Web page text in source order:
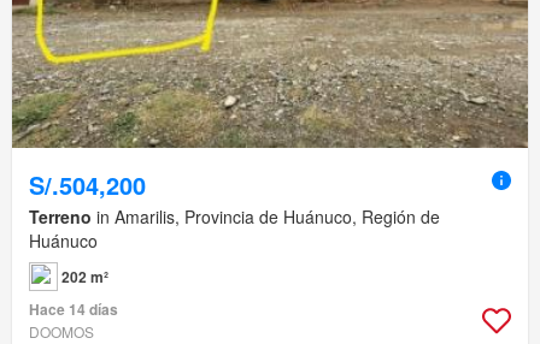
S/.504,200
Terreno in Amarilis, Provincia de Huánuco, Región de
Huánuco
202 m²
Hace 14 días
DOOMOS